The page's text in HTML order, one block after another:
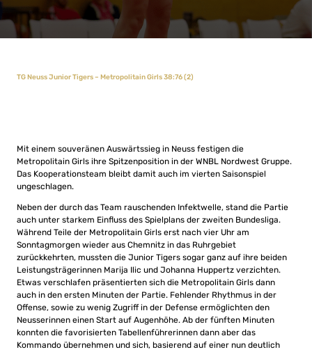
TG Neuss Junior Tigers – Metropolitain Girls 38:76 (2)
Mit einem souveränen Auswärtssieg in Neuss festigen die
Metropolitain Girls ihre Spitzenposition in der WNBL Nordwest Gruppe.
Das Kooperationsteam bleibt damit auch im vierten Saisonspiel
ungeschlagen.
Neben der durch das Team rauschenden Infektwelle, stand die Partie
auch unter starkem Einfluss des Spielplans der zweiten Bundesliga.
Während Teile der Metropolitain Girls erst nach vier Uhr am
Sonntagmorgen wieder aus Chemnitz in das Ruhrgebiet
zurückkehrten, mussten die Junior Tigers sogar ganz auf ihre beiden
Leistungsträgerinnen Marija Ilic und Johanna Huppertz verzichten.
Etwas verschlafen präsentierten sich die Metropolitain Girls dann
auch in den ersten Minuten der Partie. Fehlender Rhythmus in der
Offense, sowie zu wenig Zugriff in der Defense ermöglichten den
Neusserinnen einen Start auf Augenhöhe. Ab der fünften Minuten
konnten die favorisierten Tabellenführerinnen dann aber das
Kommando übernehmen und sich, basierend auf einer nun deutlich